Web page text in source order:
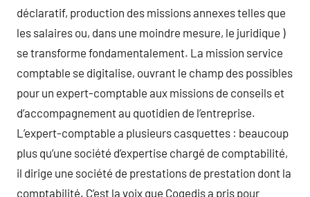
déclaratif, production des missions annexes telles que
les salaires ou, dans une moindre mesure, le juridique )
se transforme fondamentalement. La mission service
comptable se digitalise, ouvrant le champ des possibles
pour un expert-comptable aux missions de conseils et
d’accompagnement au quotidien de l’entreprise.
L’expert-comptable a plusieurs casquettes : beaucoup
plus qu’une société d’expertise chargé de comptabilité,
il dirige une société de prestations de prestation dont la
comptabilité. C’est la voix que Cogedis a pris pour